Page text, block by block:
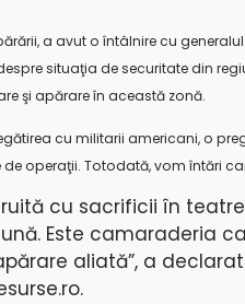
a avut o întâlnire cu generalul
situaţia de securitate din
şi apărare în această zonă.
cu militarii americani, o
operaţii. Totodată, vom întări
cu sacrificii în
Este camaraderia
aliată”, a